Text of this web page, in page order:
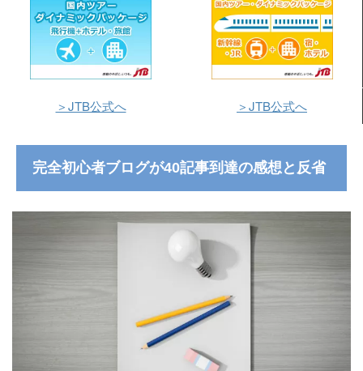
＞JTB公式へ ＞JTB公式へ
完全初心者ブログが40記事到達の感想と反省